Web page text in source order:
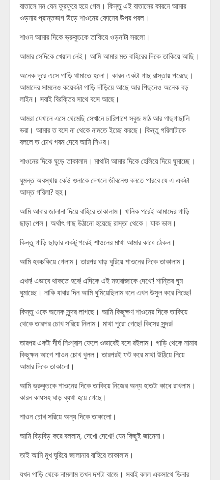
বাতাসে মন যেন ফুরফুরে হয়ে গেল। কিন্তু এই বাতাসের কারনে আমার
ওড়নার প্রান্তভাগ উড়ে শাওনের ফোনের উপর পরল।
শাওন আমার দিকে ভ্রুকুচকে তাকিয়ে ওড়নাটা সরলো।
আমার সেদিকে খেয়াল নেই। আমি আমার মত বাহিরের দিকে তাকিয়ে আছি।
অনেক দূরে এসে গাড়ি থামাতে হলো। কারন একটা গাছ রাস্তায় পরেছে।
আমাদের সামনেও কয়েকটা গাড়ি দাঁড়িয়ে আছে আর পিছনেও অনেক বড়
লাইন। সবাই বিরক্তির সাথে বসে আছে।
আমরা যেখানে এসে থেমেছি সেখানে চারিপাশে সবুজ মাঠ আর গাছগাছালি
ভরা। আমার ত বসে না থেকে নামতে ইচ্ছে করছে। কিন্তু গরিলাটাকে
বললে ত চোখ গরম দেবে আমি সিওর।
শাওনের দিকে ঘুড়ে তাকালাম। মাথাটা আমার দিকে হেলিয়ে দিয়ে ঘুমাচ্ছে।
ঘুমন্ত অবস্থায় কেউ ওনাকে দেখলে জীবনেও বলতে পারবে যে এ একটা
আস্ত গরিলা? হুহ।
আমি আবার জালানা দিয়ে বাহিরে তাকালাম। খানিক পরেই আমাদের গাড়ি
ছাড়া পেল। অর্থাৎ গাছ উঠানো হয়েছে রাস্তা থেকে। যাক ভাল।
কিন্তু গাড়ি ছাড়ার একটু পরেই শাওনের মাথা আমার কাধে ঠেকল।
আমি হকচকিয়ে গেলাম। তারপর ঘাড় ঘুরিয়ে শাওনের দিকে তাকালাম।
এখন! এভাবে থাকতে হবে! এদিকে এই মহারাজাকে দেখো! শান্তির ঘুম
ঘুমাচ্ছে। নাকি যাবার দিন আমি ঘুমিয়েছিলাম বলে এখন উসুল করে নিচ্ছে!
কিন্তু ওকে অনেক সুন্দর লাগছে। আমি কিছুক্ষণ শাওনের দিকে তাকিয়ে
থেকে তারপর চোখ সরিয়ে নিলাম। মাথা পুরো গেছে! কিসের সুন্দর!
তারপর একটা দীর্ঘ নিঃশ্বাস ফেলে ওভাবেই বসে রইলাম। গাড়ি থেকে নামার
কিছুক্ষন আগে শাওন চোখ খুলল। তারপরই ফট করে মাথা উঠিয়ে নিয়ে
আমার দিকে তাকালো।
আমি ভ্রুকুচকে শাওনের দিকে তাকিয়ে নিজের অন্য হাতটা কাধে রাখলাম।
কারন কাধসহ ঘাড় ব্যথা হয়ে গেছে।
শাওন চোখ সরিয়ে অন্য দিকে তাকালো।
আমি বিড়বিড় করে বললাম, দেখো দেখো! যেন কিছুই জানেনা।
তাই আমি মুখ ঘুরিয়ে জালানার বাহিরে তাকালাম।
যখন গাড়ি থেকে নামলাম তখন দশটা বাজে। সবাই বলল একসাথে ডিনার